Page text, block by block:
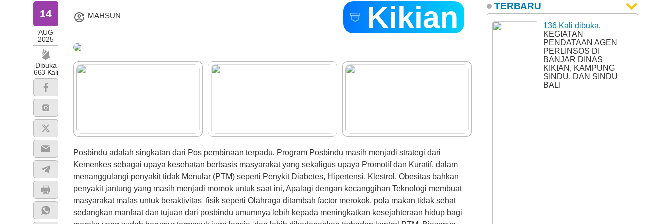
KE-
14
AUG
2025
Dibuka
663 Kali
MAHSUN Kikian
Posbindu adalah singkatan dari Pos pembinaan terpadu, Program Posbindu masih menjadi strategi dari
Kemenkes sebagai upaya kesehatan berbasis masyarakat yang sekaligus upaya Promotif dan Kuratif, dalam
menanggulangi penyakit tidak Menular (PTM) seperti Penykit Diabetes, Hipertensi, Klestrol, Obesitas bahkan
penyakit jantung yang masih menjadi momok untuk saat ini, Apalagi dengan kecanggihan Teknologi membuat
masyarakat malas untuk beraktivitas fisik seperti Olahraga ditambah factor merokok, pola makan tidak sehat
sedangkan manfaat dan tujuan dari posbindu umumnya lebih kepada meningkatkan kesejahteraan hidup bagi
TERBARU
136 Kali dibuka,
KEGIATAN
PENDATAAN AGEN
PERLINSOS DI
BANJAR DINAS
KIKIAN, KAMPUNG
SINDU, DAN SINDU
BALI